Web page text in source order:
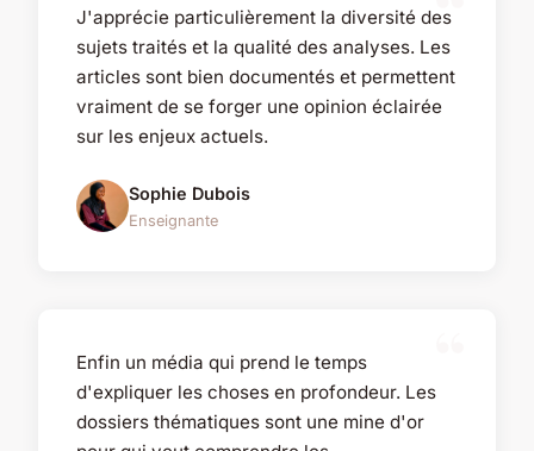
J'apprécie particulièrement la diversité des
sujets traités et la qualité des analyses. Les
articles sont bien documentés et permettent
vraiment de se forger une opinion éclairée
sur les enjeux actuels.
Sophie Dubois
Enseignante
Enfin un média qui prend le temps
d'expliquer les choses en profondeur. Les
dossiers thématiques sont une mine d'or